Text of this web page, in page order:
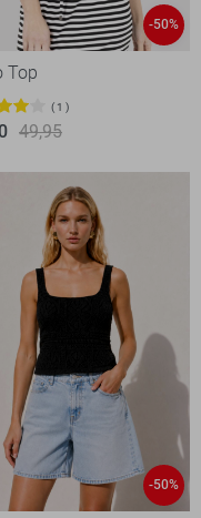
-50%
Top
1
49,95
-50%